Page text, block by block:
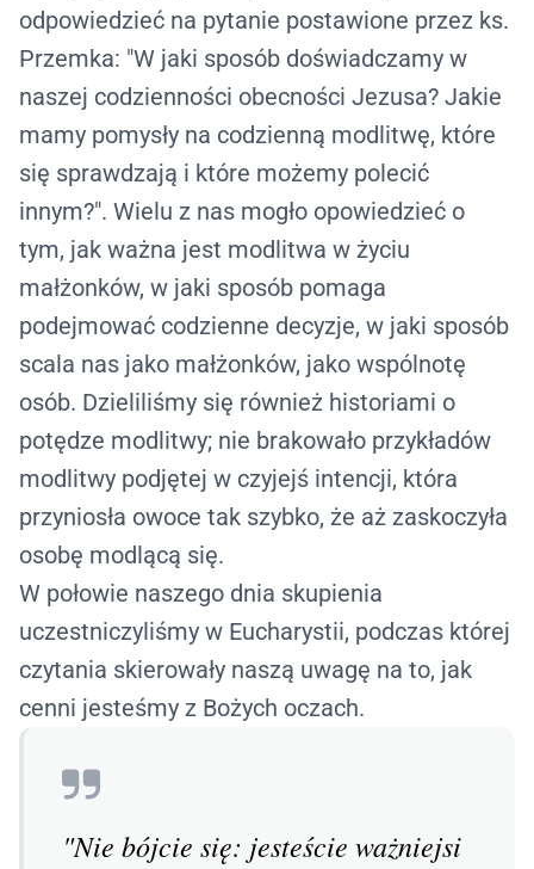
odpowiedzieć na pytanie postawione przez ks.
Przemka: "W jaki sposób doświadczamy w
naszej codzienności obecności Jezusa? Jakie
mamy pomysły na codzienną modlitwę, które
się sprawdzają i które możemy polecić
innym?". Wielu z nas mogło opowiedzieć o
tym, jak ważna jest modlitwa w życiu
małżonków, w jaki sposób pomaga
podejmować codzienne decyzje, w jaki sposób
scala nas jako małżonków, jako wspólnotę
osób. Dzieliliśmy się również historiami o
potędze modlitwy; nie brakowało przykładów
modlitwy podjętej w czyjejś intencji, która
przyniosła owoce tak szybko, że aż zaskoczyła
osobę modlącą się.
W połowie naszego dnia skupienia
uczestniczyliśmy w Eucharystii, podczas której
czytania skierowały naszą uwagę na to, jak
cenni jesteśmy z Bożych oczach.
"Nie bójcie się: jesteście ważniejsi